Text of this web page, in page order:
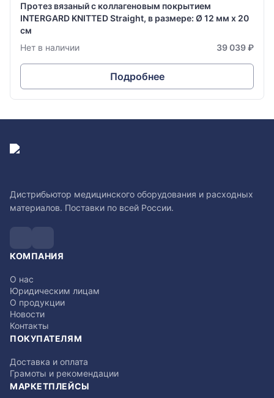
Протез вязаный с коллагеновым покрытием
INTERGARD KNITTED Straight, в размере: Ø 12 мм х 20
см
Нет в наличии
39 039 ₽
Подробнее
Дистрибьютор медицинского оборудования и расходных
материалов. Поставки по всей России.
КОМПАНИЯ
О нас
Юридическим лицам
О продукции
Новости
Контакты
ПОКУПАТЕЛЯМ
Доставка и оплата
Грамоты и рекомендации
МАРКЕТПЛЕЙСЫ